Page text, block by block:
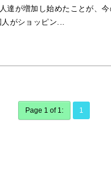
達が増加し始めたことが、
がショッピン...
Page 1 of 1: 1